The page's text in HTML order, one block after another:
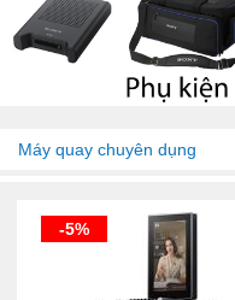
Máy quay chuyên dụng
-5%